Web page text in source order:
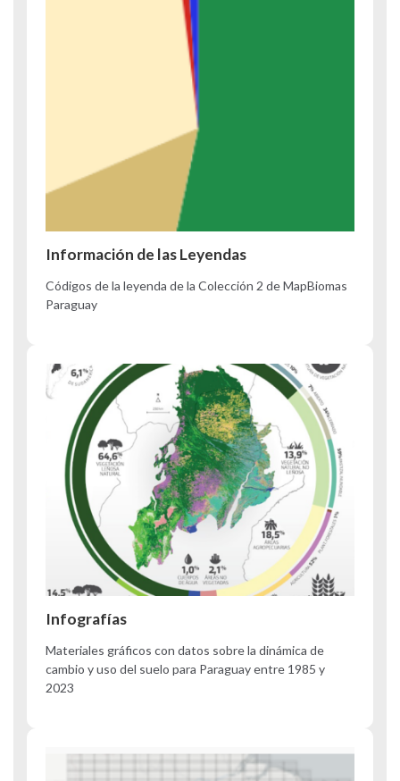
Información de las Leyendas
Códigos de la leyenda de la Colección 2 de MapBiomas
Paraguay
Infografías
Materiales gráficos con datos sobre la dinámica de
cambio y uso del suelo para Paraguay entre 1985 y
2023